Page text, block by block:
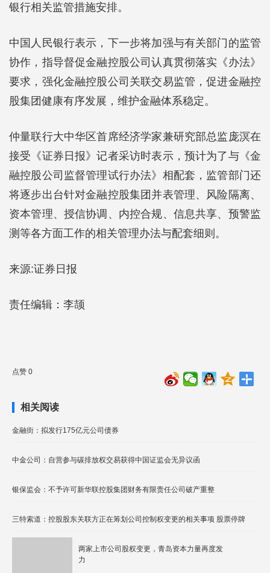
银行相关监管措施安排。
中国人民银行表示，下一步将加强与有关部门的监管
协作，指导督促金融控股公司认真贯彻落实《办法》
要求，强化金融控股公司关联交易监管，促进金融控
股集团健康有序发展，维护金融体系稳定。
仲量联行大中华区首席经济学家兼研究部总监庞溟在
接受《证券日报》记者采访时表示，预计为了与《金
融控股公司监督管理试行办法》相配套，监管部门还
将逐步出台针对金融控股集团并表管理、风险隔离、
资本管理、授信协调、内控合规、信息共享、预警监
测等各方面工作的相关管理办法与配套细则。
来源:证券日报
责任编辑：李颉
点赞 0
相关阅读
金融街：拟发行175亿元公司债券
中金公司：自营参与碳排放权交易获得中国证监会无异议函
银保监会：不予许可新华联控股集团财务有限责任公司破产重整
三特索道：控股股东关联方正在筹划公司控制权变更的相关事项 股票停牌
两家上市公司股权变更，青岛资本力量再度发
力